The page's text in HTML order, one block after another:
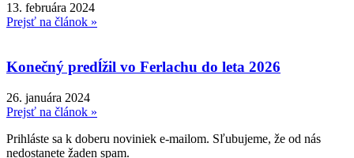
13. februára 2024
Prejsť na článok »
Konečný predĺžil vo Ferlachu do leta 2026
26. januára 2024
Prejsť na článok »
Prihláste sa k doberu noviniek e-mailom. Sľubujeme, že od nás
nedostanete žaden spam.